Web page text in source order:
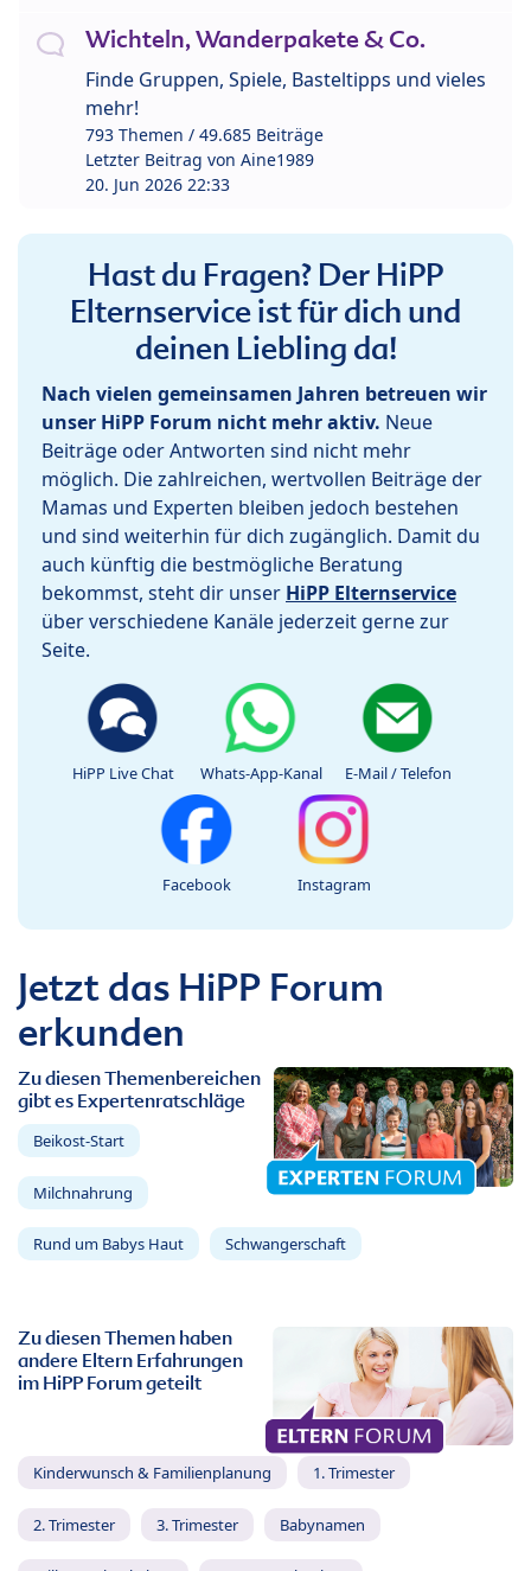
Wichteln, Wanderpakete & Co.
Finde Gruppen, Spiele, Basteltipps und vieles
mehr!
793 Themen / 49.685 Beiträge
Letzter Beitrag von Aine1989
20. Jun 2026 22:33
Hast du Fragen? Der HiPP
Elternservice ist für dich und
deinen Liebling da!
Nach vielen gemeinsamen Jahren betreuen wir
unser HiPP Forum nicht mehr aktiv. Neue
Beiträge oder Antworten sind nicht mehr
möglich. Die zahlreichen, wertvollen Beiträge der
Mamas und Experten bleiben jedoch bestehen
und sind weiterhin für dich zugänglich. Damit du
auch künftig die bestmögliche Beratung
bekommst, steht dir unser HiPP Elternservice
über verschiedene Kanäle jederzeit gerne zur
Seite.
HiPP Live Chat Whats-App-Kanal E-Mail / Telefon
Facebook Instagram
Jetzt das HiPP Forum
erkunden
Zu diesen Themenbereichen
gibt es Expertenratschläge
Beikost-Start
Milchnahrung
Rund um Babys Haut Schwangerschaft
Zu diesen Themen haben
andere Eltern Erfahrungen
im HiPP Forum geteilt
Kinderwunsch & Familienplanung 1. Trimester
2. Trimester 3. Trimester Babynamen